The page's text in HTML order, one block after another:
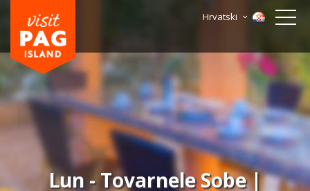
Hrvatski
Lun - Tovarnele Sobe |